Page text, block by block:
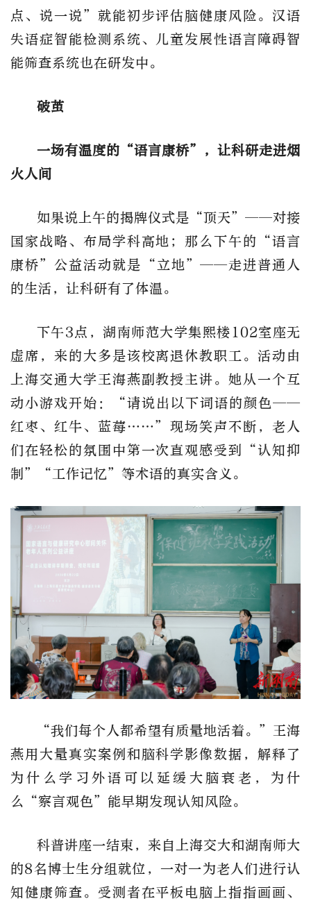
点、说一说”就能初步评估脑健康风险。汉语
失语症智能检测系统、儿童发展性语言障碍智
能筛查系统也在研发中。
破茧
一场有温度的 “语言康桥”，让科研走进烟
火人间
如果说上午的揭牌仪式是 “顶天”——对接
国家战略、布局学科高地；那么下午的“语言
康桥”公益活动就是“立地”——走进普通人
的生活，让科研有了体温。
下午3点，湖南师范大学集熙楼102室座无
虚席，来的大多是该校离退休教职工。活动由
上海交通大学王海燕副教授主讲。她从一个互
动小游戏开始：
“请说出以下词语的颜色——
红枣、红牛、蓝莓……”现场笑声不断，老人
们在轻松的氛围中第一次直观感受到“认知抑
制”“工作记忆”等术语的真实含义。
“我们每个人都希望有质量地活着。”王海
燕用大量真实案例和脑科学影像数据，解释了
为什么学习外语 可以延缓大脑衰老，为什
么
“察言观色”能早期发现认知风险。
科普讲座一结束，来自上海交大和湖南师大
的8名博士生分组就位，一对一为老人们进行认
知健康筛查。受测者在平板电脑上指指画画、